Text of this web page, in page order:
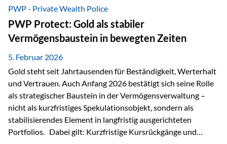
bei größeren Vermögen ist das entscheidend.
PWP - Private Wealth Police
PWP Protect: Gold als stabiler
Vermögensbaustein in bewegten Zeiten
5. Februar 2026
Gold steht seit Jahrtausenden für Beständigkeit, Werterhalt
und Vertrauen. Auch Anfang 2026 bestätigt sich seine Rolle
als strategischer Baustein in der Vermögensverwaltung –
nicht als kurzfristiges Spekulationsobjekt, sondern als
stabilisierendes Element in langfristig ausgerichteten
Portfolios. Dabei gilt: Kurzfristige Kursrückgänge und